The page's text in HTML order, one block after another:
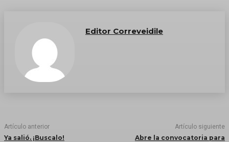
Editor Correveidile
Artículo anterior
Ya salió. ¡Buscalo!
Artículo siguiente
Abre la convocatoria para